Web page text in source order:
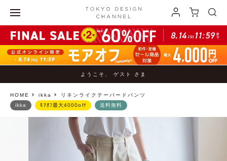
ようこそ、 ゲスト さま
HOME ikka リネンライクテーパードパンツ
ikka ﾓｱｵﾌ最大4000off 送料無料